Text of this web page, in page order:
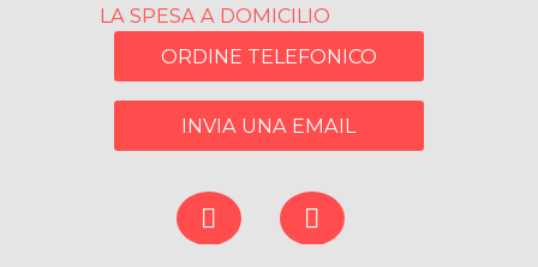
LA SPESA A DOMICILIO
ORDINE TELEFONICO
INVIA UNA EMAIL